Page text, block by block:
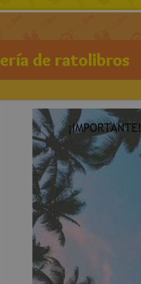
de ratolibros